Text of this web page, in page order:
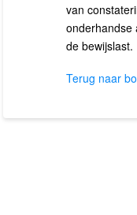
van
onderhandse
de bewijslast.
Terug naar